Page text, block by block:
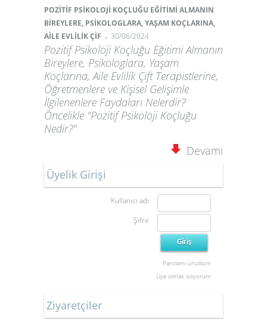
POZİTİF PSİKOLOJİ KOÇLUĞU EĞİTİMİ ALMANIN
BİREYLERE, PSİKOLOGLARA, YAŞAM KOÇLARINA,
AİLE EVLİLİK ÇİF - 30/06/2024
Pozitif Psikoloji Koçluğu Eğitimi Almanın
Bireylere, Psikologlara, Yaşam
Koçlarına, Aile Evlilik Çift Terapistlerine,
Öğretmenlere ve Kişisel Gelişimle
İlgilenenlere Faydaları Nelerdir?
Öncelikle "Pozitif Psikoloji Koçluğu
Nedir?"
Devamı
Üyelik Girişi
Kullanıcı adı
Şifre
Parolamı unuttum
Üye olmak istiyorum
Ziyaretçiler